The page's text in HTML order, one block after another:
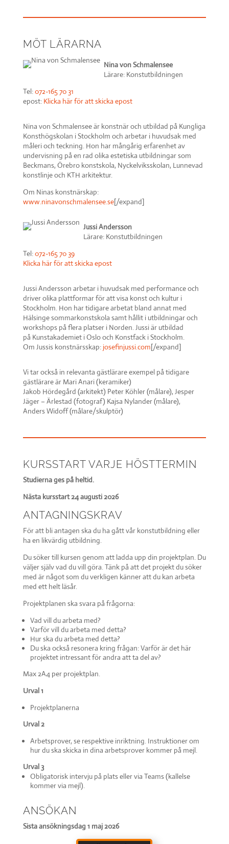
MÖT LÄRARNA
Nina von Schmalensee
Lärare: Konstutbildningen
Tel:072-165 70 31
epost: Klicka här för att skicka epost
Nina von Schmalenseeär konstnär och utbildad på Kungliga
Konsthögskolan i Stockholm och arbetar i huvudsak med
måleri och teckning. Hon har mångårig erfarenhet av
undervisning på en rad olika estetiska utbildningar som
Beckmans, Örebro konstskola, Nyckelviksskolan, Lunnevad
konstlinje och KTH arkitektur.
Om Ninas konstnärskap:
www.ninavonschmalensee.se[/expand]
Jussi Andersson
Lärare: Konstutbildningen
Tel:072-165 70 39
Klicka här för att skicka epost
Jussi Andersson arbetar i huvudsak med performanceoch
driver olika plattformar för att visa konst och kultur i
Stockholm. Hon har tidigare arbetat bland annat med
Hälsinge sommarkonstskola samt hållit i utbildningar och
workshops på flera platser i Norden. Jussi är utbildad
på Kunstakademieti Oslo och Konstfack i Stockholm.
Om Jussis konstnärsskap: josefinjussi.com[/expand]
Vi tar också in relevanta gästlärare exempel på tidigare
gästlärare är MariAnari(keramiker)
Jakob Hördegård (arkitekt) Peter Köhler (målare), Jesper
Jäger – Ärlestad (fotograf) Kajsa Nylander (målare),
AndersWidoff(målare/skulptör)
KURSSTART VARJE HÖSTTERMIN
Studierna ges på heltid.
Nästa kursstart 24 augusti 2026
ANTAGNINGS­KRAV
För att bli antagen ska du ha gått vår konstutbildning eller
ha en likvärdig utbildning.
Du söker till kursen genom att ladda upp din projektplan. Du
väljer själv vad du vill göra. Tänk på att det projekt du söker
med är något som du verkligen känner att du kan arbeta
med ett helt läsår.
Projektplanen ska svara på frågorna:
Vad vill du arbeta med?
Varför vill du arbeta med detta?
Hur ska du arbeta med detta?
Du ska också resonera kring frågan: Varför är det här
projektet intressant för andra att ta del av?
Max 2A4 per projektplan.
Urval 1
Projektplanerna
Urval 2
Arbetsprover, se respektive inriktning. Instruktioner om
hur du ska skicka in dina arbetsprover kommer på mejl.
Urval 3
Obligatorisk intervju på plats eller via Teams (kallelse
kommer via mejl).
ANSÖKAN
Sista ansökningsdag 1 maj 2026